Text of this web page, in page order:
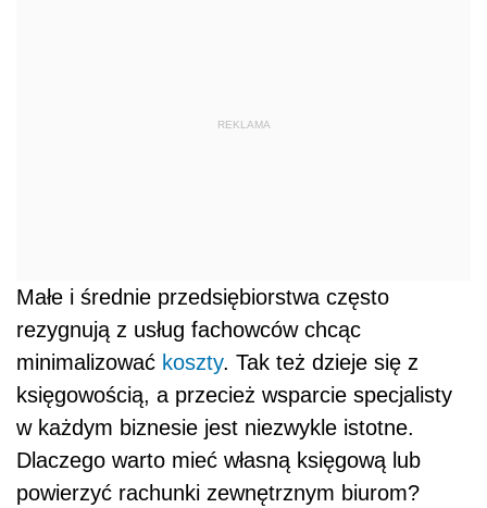
REKLAMA
Małe i średnie przedsiębiorstwa często
rezygnują z usług fachowców chcąc
minimalizować koszty. Tak też dzieje się z
księgowością, a przecież wsparcie specjalisty
w każdym biznesie jest niezwykle istotne.
Dlaczego warto mieć własną księgową lub
powierzyć rachunki zewnętrznym biurom?